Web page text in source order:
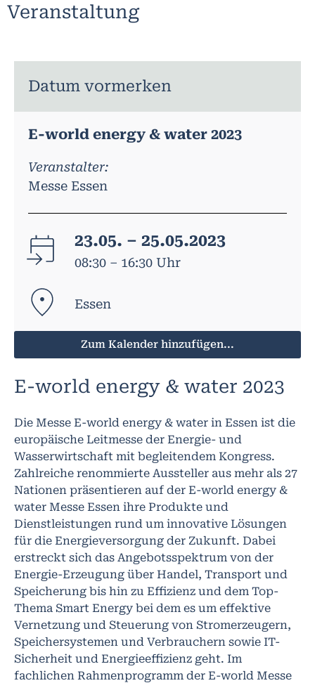
Veranstaltung
Datum vormerken
E-world energy & water 2023
Veranstalter:
Messe Essen
23.05. – 25.05.2023
08:30 – 16:30 Uhr
Essen
Zum Kalender hinzufügen...
E-world energy & water 2023
Die Messe E-world energy & water in Essen ist die
europäische Leitmesse der Energie- und
Wasserwirtschaft mit begleitendem Kongress.
Zahlreiche renommierte Aussteller aus mehr als 27
Nationen präsentieren auf der E-world energy &
water Messe Essen ihre Produkte und
Dienstleistungen rund um innovative Lösungen
für die Energieversorgung der Zukunft. Dabei
erstreckt sich das Angebotsspektrum von der
Energie-Erzeugung über Handel, Transport und
Speicherung bis hin zu Effizienz und dem Top-
Thema Smart Energy bei dem es um effektive
Vernetzung und Steuerung von Stromerzeugern,
Speichersystemen und Verbrauchern sowie IT-
Sicherheit und Energieeffizienz geht. Im
fachlichen Rahmenprogramm der E-world Messe